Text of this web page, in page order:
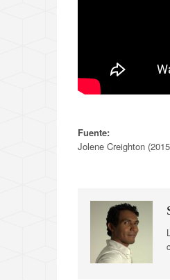
Fuente:
Jolene Creighton